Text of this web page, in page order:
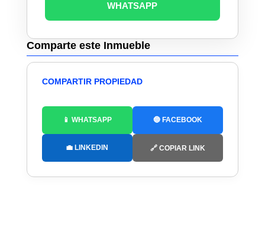
WHATSAPP
Comparte este Inmueble
COMPARTIR PROPIEDAD
📱 WHATSAPP 🔵 FACEBOOK
💼 LINKEDIN 🔗 COPIAR LINK